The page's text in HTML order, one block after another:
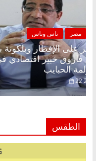
الرئيسية مصر ناس
مقعد شاغر على
عبدالخالق فاروق
الحرية ولمة الحبايب
22 فبراير، 2026
الطقس